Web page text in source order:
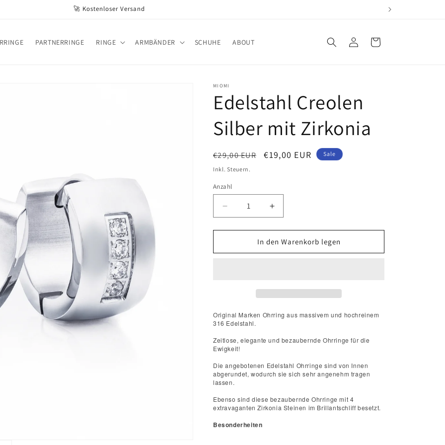
🚀 Kostenloser Versand
PARTNERRINGE RINGE ARMBÄNDER SCHUHE ABOUT EinloggenWarenkorb
MIOMI
Edelstahl Creolen
Silber mit Zirkonia
Normaler
Preis
€29,00 EUR Verkaufspreis
€19,00 EUR Sale
Inkl. Steuern.
Anzahl
Verringere
die
Menge
Edelstahl
Erhöhe
die
Menge
für
Edelstahl
In den Warenkorb legen
Original Marken Ohrring aus massivem und hochreinem
316 Edelstahl.
Zeitlose, elegante und bezaubernde Ohrringe für die
Ewigkeit!
Die angebotenen Edelstahl Ohrringe sind von Innen
abgerundet, wodurch sie sich sehr angenehm tragen
lassen.
Ebenso sind diese bezaubernde Ohrringe mit 4
extravaganten Zirkonia Steinen im Brillantschliff besetzt.
Besonderheiten